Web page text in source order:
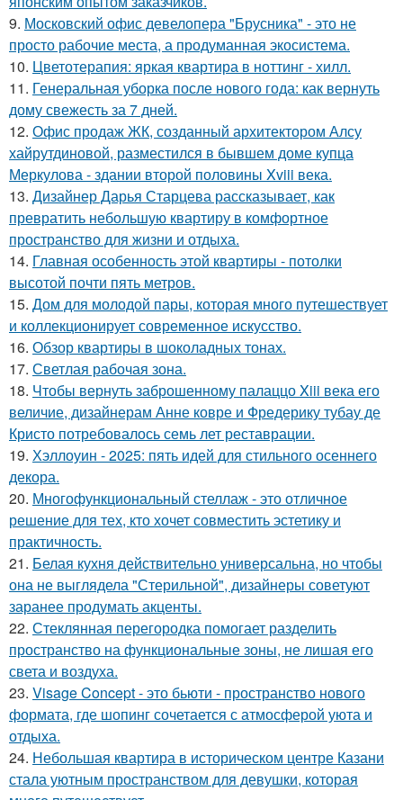
9. Московский офис девелопера "Брусника" - это не
просто рабочие места, а продуманная экосистема.
10. Цветотерапия: яркая квартира в ноттинг - хилл.
11. Генеральная уборка после нового года: как вернуть
дому свежесть за 7 дней.
12. Офис продаж ЖК, созданный архитектором Алсу
хайрутдиновой, разместился в бывшем доме купца
Меркулова - здании второй половины Xviii века.
13. Дизайнер Дарья Старцева рассказывает, как
превратить небольшую квартиру в комфортное
пространство для жизни и отдыха.
14. Главная особенность этой квартиры - потолки
высотой почти пять метров.
15. Дом для молодой пары, которая много путешествует
и коллекционирует современное искусство.
16. Обзор квартиры в шоколадных тонах.
17. Светлая рабочая зона.
18. Чтобы вернуть заброшенному палаццо Xiii века его
величие, дизайнерам Анне ковре и Фредерику тубау де
Кристо потребовалось семь лет реставрации.
19. Хэллоуин - 2025: пять идей для стильного осеннего
декора.
20. Многофункциональный стеллаж - это отличное
решение для тех, кто хочет совместить эстетику и
практичность.
21. Белая кухня действительно универсальна, но чтобы
она не выглядела "Стерильной", дизайнеры советуют
заранее продумать акценты.
22. Стеклянная перегородка помогает разделить
пространство на функциональные зоны, не лишая его
света и воздуха.
23. Visage Concept - это бьюти - пространство нового
формата, где шопинг сочетается с атмосферой уюта и
отдыха.
24. Небольшая квартира в историческом центре Казани
стала уютным пространством для девушки, которая